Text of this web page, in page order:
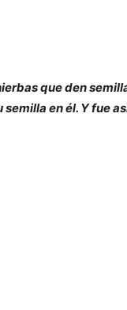
que den
en él. Y fue